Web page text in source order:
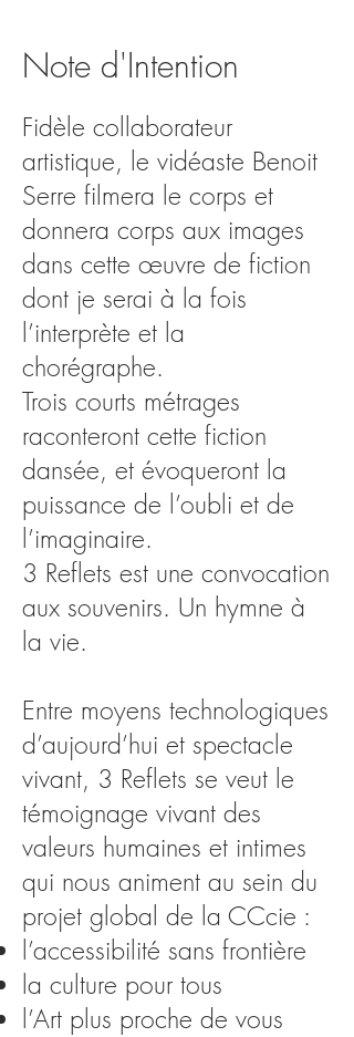
Fidèle collaborateur
artistique, le vidéaste Benoit
Serre filmera le corps et
donnera corps aux images
dans cette œuvre de fiction
dont je serai à la fois
l’interprète et la
chorégraphe.
Trois courts métrages
raconteront cette fiction
dansée, et évoqueront la
puissance de l’oubli et de
l’imaginaire.
3 Reflets est une convocation
aux souvenirs. Un hymne à
la vie.
Entre moyens technologiques
d’aujourd’hui et spectacle
vivant, 3 Reflets se veut le
témoignage vivant des
valeurs humaines et intimes
qui nous animent au sein du
projet global de la CCcie :
l’accessibilité sans frontière
la culture pour tous
l’Art plus proche de vous
Note d'Intention